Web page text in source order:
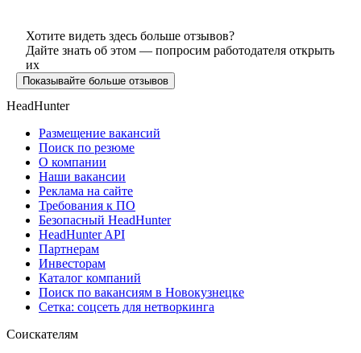
Хотите видеть здесь больше отзывов?
Дайте знать об этом — попросим работодателя открыть
их
Показывайте больше отзывов
HeadHunter
Размещение вакансий
Поиск по резюме
О компании
Наши вакансии
Реклама на сайте
Требования к ПО
Безопасный HeadHunter
HeadHunter API
Партнерам
Инвесторам
Каталог компаний
Поиск по вакансиям в Новокузнецке
Сетка: соцсеть для нетворкинга
Соискателям